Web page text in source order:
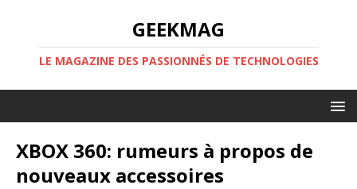
GEEKMAG
LE MAGAZINE DES PASSIONNÉS DE TECHNOLOGIES
XBOX 360: rumeurs à propos de
nouveaux accessoires